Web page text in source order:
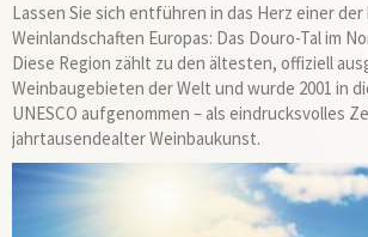
Lassen Sie sich entführen in das Herz einer
Weinlandschaften Europas: Das Douro-Tal im
Diese Region zählt zu den ältesten, offiziell
Weinbaugebieten der Welt und wurde 2001 in
UNESCO aufgenommen – als eindrucksvolles
jahrtausendealter Weinbaukunst.